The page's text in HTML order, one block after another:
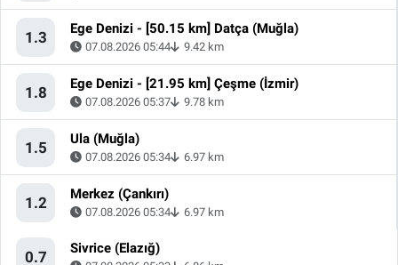
1.3 Ege Denizi - [50.15 km] Datça (Muğla)
07.08.2026 05:44 9.42 km
1.8 Ege Denizi - [21.95 km] Çeşme (İzmir)
07.08.2026 05:37 9.78 km
1.5 Ula (Muğla)
07.08.2026 05:34 6.97 km
1.2 Merkez (Çankırı)
07.08.2026 05:34 6.97 km
0.7 Sivrice (Elazığ)